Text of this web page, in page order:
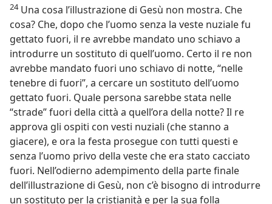
24Una cosa l’illustrazione di Gesù non mostra. Che
cosa? Che, dopo che l’uomo senza la veste nuziale fu
gettato fuori, il re avrebbe mandato uno schiavo a
introdurre un sostituto di quell’uomo. Certo il re non
avrebbe mandato fuori uno schiavo di notte, “nelle
tenebre di fuori”, a cercare un sostituto dell’uomo
gettato fuori. Quale persona sarebbe stata nelle
“strade” fuori della città a quell’ora della notte? Il re
approva gli ospiti con vesti nuziali (che stanno a
giacere), e ora la festa prosegue con tutti questi e
senza l’uomo privo della veste che era stato cacciato
fuori. Nell’odierno adempimento della parte finale
dell’illustrazione di Gesù, non c’è bisogno di introdurre
un sostituto per la cristianità e per la sua folla